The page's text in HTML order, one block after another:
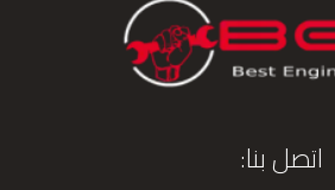
اتصل بنا: